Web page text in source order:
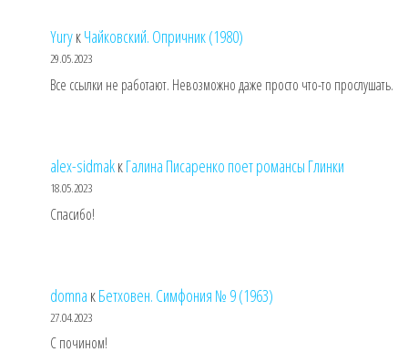
YuryкЧайковский. Опричник (1980)
29.05.2023
Все ссылки не работают. Невозможно даже просто что-то прослушать.
alex-sidmakкГалина Писаренко поет романсы Глинки
18.05.2023
Спасибо!
domna кБетховен. Симфония № 9 (1963)
27.04.2023
С почином!